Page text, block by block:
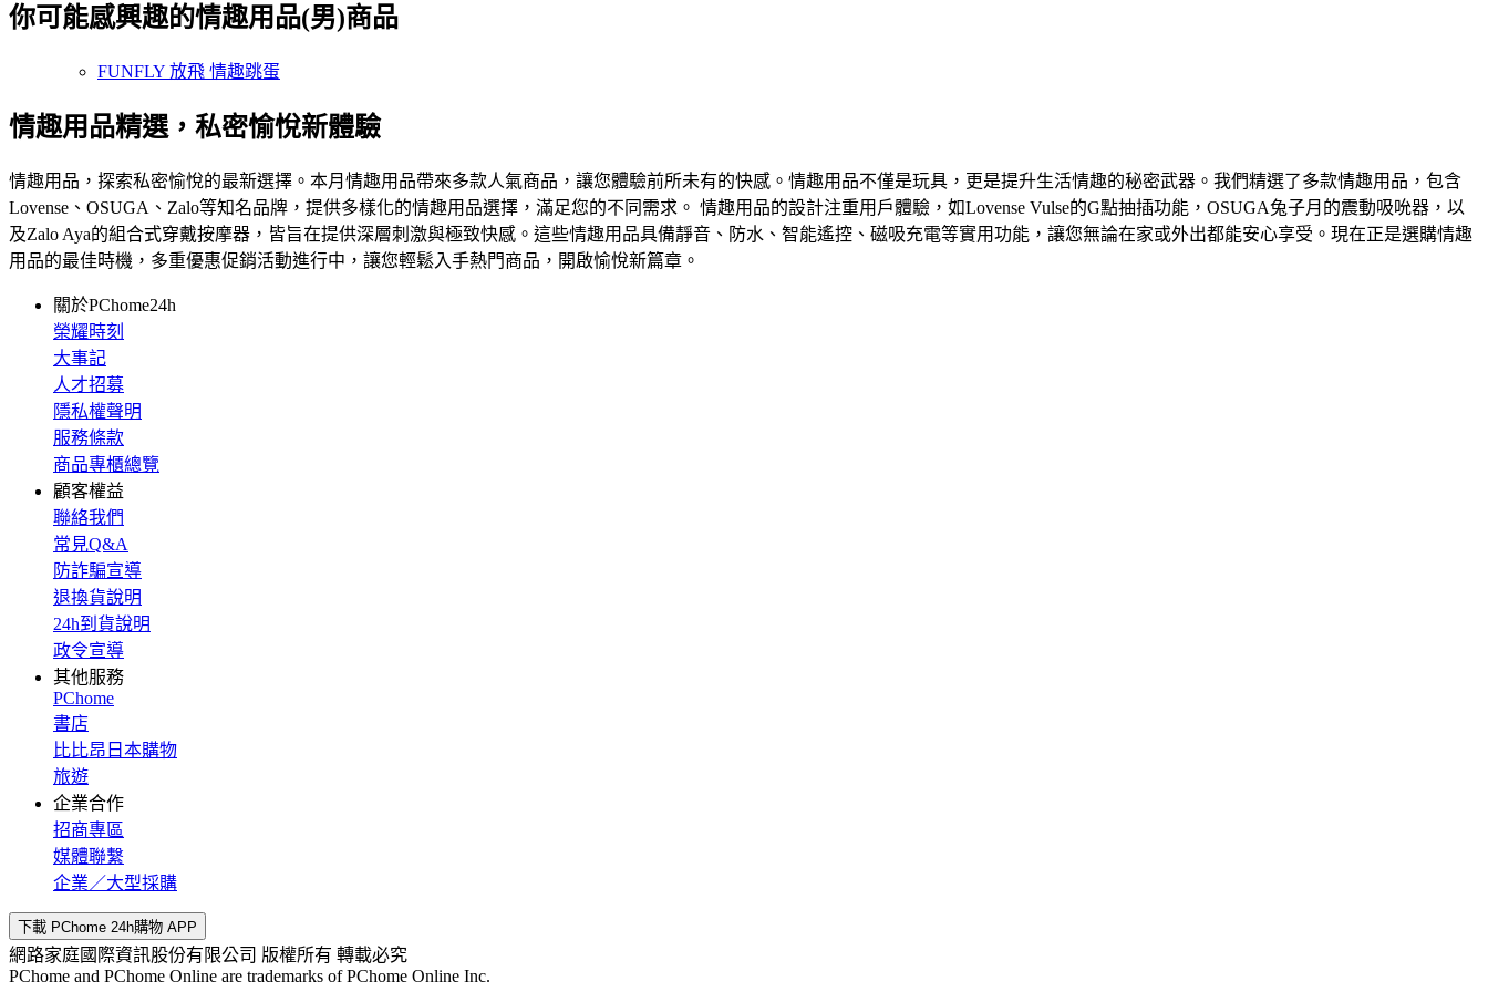
你可能感興趣的情趣用品(男)商品
FUNFLY 放飛 情趣跳蛋
情趣用品精選，私密愉悅新體驗
情趣用品，探索私密愉悅的最新選擇。本月情趣用品帶來多款人氣商品，讓您體驗前所未有的快感。情趣用品不僅是玩具，更是提升生活情趣的秘密武器。我們精選了多款情趣用品，包含
Lovense、OSUGA、Zalo等知名品牌，提供多樣化的情趣用品選擇，滿足您的不同需求。 情趣用品的設計注重用戶體驗，如Lovense Vulse的G點抽插功能，OSUGA兔子月的震動吸吮器，以
及Zalo Aya的組合式穿戴按摩器，皆旨在提供深層刺激與極致快感。這些情趣用品具備靜音、防水、智能遙控、磁吸充電等實用功能，讓您無論在家或外出都能安心享受。現在正是選購情趣
用品的最佳時機，多重優惠促銷活動進行中，讓您輕鬆入手熱門商品，開啟愉悅新篇章。
關於PChome24h
榮耀時刻
大事記
人才招募
隱私權聲明
服務條款
商品專櫃總覽
顧客權益
聯絡我們
常見Q&A
防詐騙宣導
退換貨說明
24h到貨說明
政令宣導
其他服務
PChome
書店
比比昂日本購物
旅遊
企業合作
招商專區
媒體聯繫
企業／大型採購
下載 PChome 24h購物 APP
網路家庭國際資訊股份有限公司 版權所有 轉載必究
PChome and PChome Online are trademarks of PChome Online Inc.